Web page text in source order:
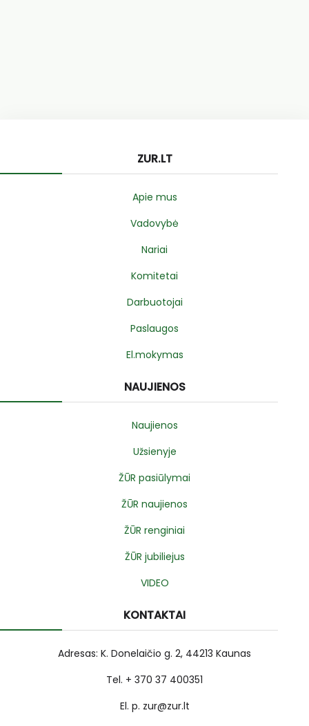
ZUR.LT
Apie mus
Vadovybė
Nariai
Komitetai
Darbuotojai
Paslaugos
El.mokymas
NAUJIENOS
Naujienos
Užsienyje
ŽŪR pasiūlymai
ŽŪR naujienos
ŽŪR renginiai
ŽŪR jubiliejus
VIDEO
KONTAKTAI
Adresas: K. Donelaičio g. 2, 44213 Kaunas
Tel. + 370 37 400351
El. p. zur@zur.lt